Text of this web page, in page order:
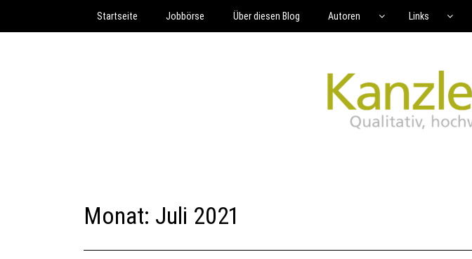
Startseite Jobbörse Über diesen Blog Autoren Links
Monat: Juli 2021